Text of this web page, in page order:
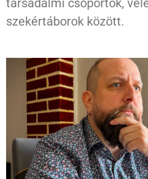
társadalmi csoportok,
szekértáborok között.